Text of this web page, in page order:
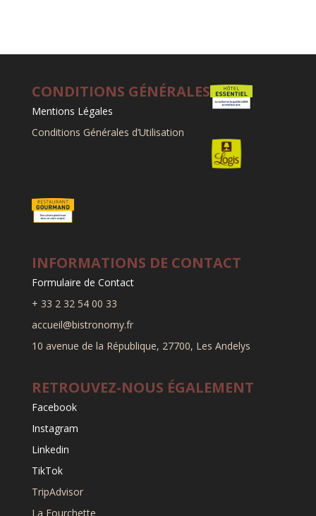
CONDITIONS GÉNÉRALES
Mentions Légales
Conditions Générales d’Utilisation
INFORMATIONS DE CONTACT
Formulaire de Contact
+ 33 2 32 54 00 33
accueil@bistronomy.fr
10 avenue de la République, 27700, Les Andelys
RETROUVEZ-NOUS ÉGALEMENT
Facebook
Instagram
Linkedin
TikTok
TripAdvisor
La Fourchette